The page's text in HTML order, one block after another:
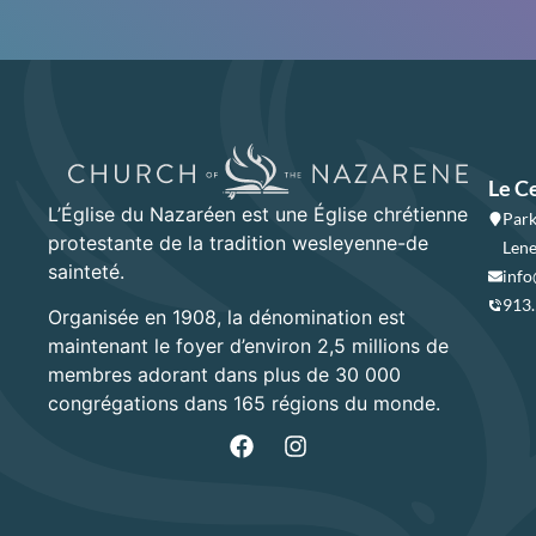
L’Église du Nazaréen est une Église chrétienne
protestante de la tradition wesleyenne-de
sainteté.
Organisée en 1908, la dénomination est
maintenant le foyer d’environ 2,5 millions de
membres adorant dans plus de 30 000
congrégations dans 165 régions du monde.
Le